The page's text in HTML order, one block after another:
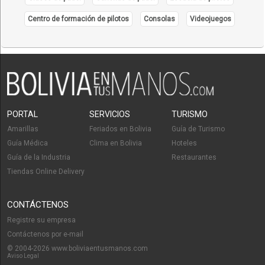
Centro de formación de pilotos Consolas Videojuegos
PORTAL
Amarillas
Guía Médica
Guía de la Industria
Tiendas Online Delivery
SERVICIOS
Feriados en Bolivia
Clima en Bolivia
TURISMO
Guía de Turismo
Hoteles
Restaurantes
CONTÁCTENOS
Registre su empresa
Contáctenos por e-mail
© 2004-2026 www.boliviaentusmanos.com
Aviso Legal